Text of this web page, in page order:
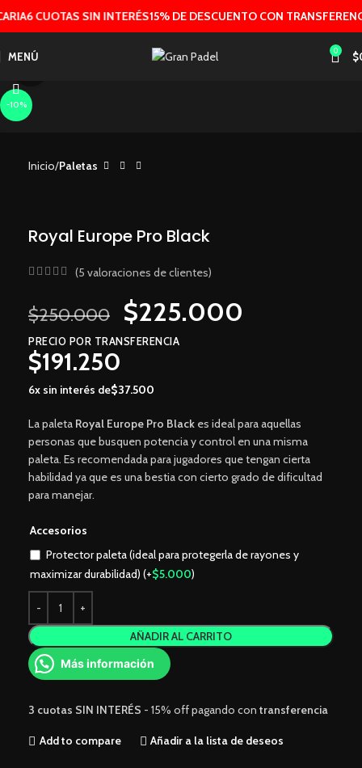
MENÚ 0 $
-10%
Inicio Paletas
Royal Europe Pro Black
(5 valoraciones de clientes)
$250.000 $225.000
PRECIO POR TRANSFERENCIA
$191.250
6x sin interés de$37.500
La paleta Royal Europe Pro Black es ideal para aquellas
personas que busquen potencia y control en una misma
paleta. Es recomendada para jugadores que tengan cierta
habilidad ya que es una bestia con cierto grado de dificultad
para manejar.
Accesorios
Protector paleta (ideal para protegerla de rayones y
maximizar durabilidad) (+$5.000)
AÑADIR AL CARRITO
Más información
3 cuotas SIN INTERÉS - 15% off pagando con transferencia
Add to compare Añadir a la lista de deseos
6 CUOTAS SIN INTERÉS15% DE DESCUENTO CON